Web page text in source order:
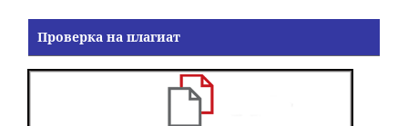
Проверка на плагиат